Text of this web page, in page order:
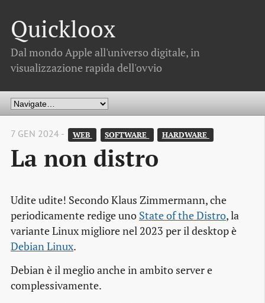
Quickloox
Dal mondo Apple all'universo digitale, in
visualizzazione rapida dell'ovvio
7 GEN 2024 - WEB SOFTWARE HARDWARE
La non distro
Udite udite! Secondo Klaus Zimmermann, che
periodicamente redige uno State of the Distro, la
variante Linux migliore nel 2023 per il desktop è
Debian Linux.
Debian è il meglio anche in ambito server e
complessivamente.